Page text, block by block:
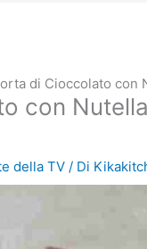
di Cioccolato con
con
della TV / Di